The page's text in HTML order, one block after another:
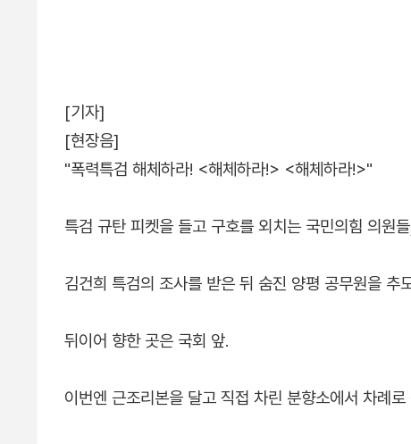
[기자]
[현장음]
"폭력특검 해체하라! <해체하라!> <해체하라!>"
특검 규탄 피켓을 들고 구호를 외치는 국민의힘 의원
김건희 특검의 조사를 받은 뒤 숨진 양평 공무원을 추
뒤이어 향한 곳은 국회 앞.
이번엔 근조리본을 달고 직접 차린 분향소에서 차례